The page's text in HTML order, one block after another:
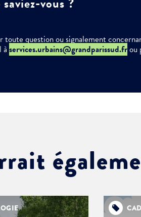
toute question ou signalement
à services.urbains@grandparissud.frou